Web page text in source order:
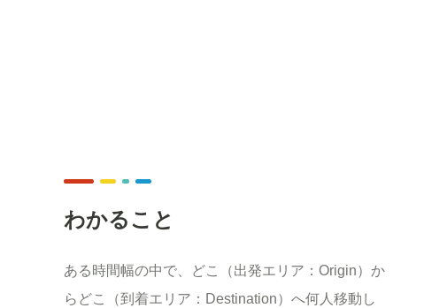
わかること
ある時間幅の中で、どこ（出発エリア：Origin）か
らどこ（到着エリア：Destination）へ何人移動し